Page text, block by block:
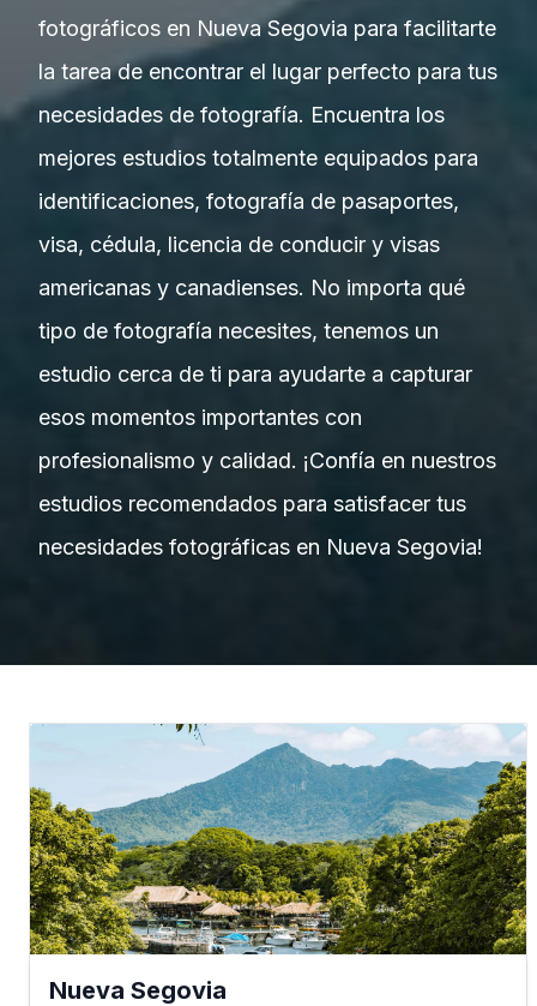
fotográficos en Nueva Segovia para facilitarte
la tarea de encontrar el lugar perfecto para tus
necesidades de fotografía. Encuentra los
mejores estudios totalmente equipados para
identificaciones, fotografía de pasaportes,
visa, cédula, licencia de conducir y visas
americanas y canadienses. No importa qué
tipo de fotografía necesites, tenemos un
estudio cerca de ti para ayudarte a capturar
esos momentos importantes con
profesionalismo y calidad. ¡Confía en nuestros
estudios recomendados para satisfacer tus
necesidades fotográficas en Nueva Segovia!
Nueva Segovia